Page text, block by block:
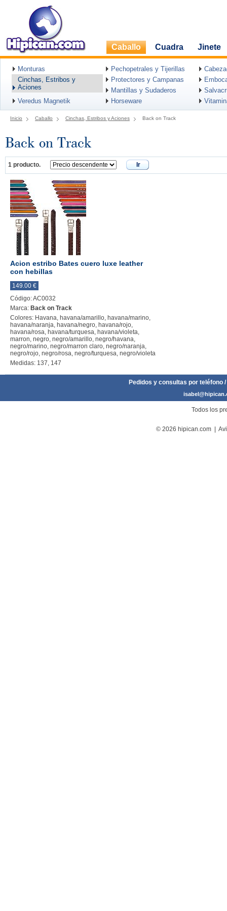
Caballo Cuadra Jinete
Monturas Pechopetrales y Tijerillas
Cinchas, Estribos y
Aciones
Protectores y Campanas
Mantillas y Sudaderos
Veredus Magnetik
Horseware
Inicio Caballo Cinchas, Estribos y Aciones Back on Track
Back on Track
1 producto. Ir
Acion estribo Bates cuero luxe leather
con hebillas
149.00 €
Código: AC0032
Marca: Back on Track
Colores: Havana, havana/amarillo, havana/marino,
havana/naranja, havana/negro, havana/rojo,
havana/rosa, havana/turquesa, havana/violeta,
marron, negro, negro/amarillo, negro/havana,
negro/marino, negro/marron claro, negro/naranja,
negro/rojo, negro/rosa, negro/turquesa, negro/violeta
Medidas: 137, 147
Pedidos y consultas por teléfono
Todos los
© 2026 hipican.com |